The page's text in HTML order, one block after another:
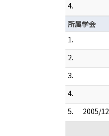
4.
所属学会
1.
2.
3.
4.
5.
2005/12